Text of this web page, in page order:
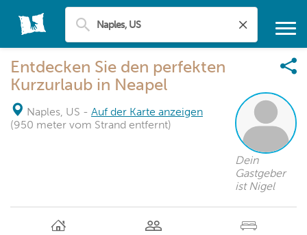
Entdecken Sie den perfekten
Kurzurlaub in Neapel
Naples, US - Auf der Karte anzeigen
(950 meter vom Strand entfernt)
Dein
Gastgeber
ist Nigel